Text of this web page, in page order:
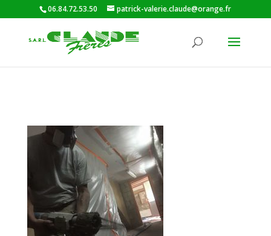
06.84.72.53.50 patrick-valerie.claude@orange.fr